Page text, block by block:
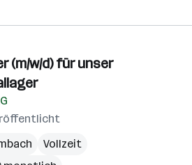
(m/w/d) für unser
Vollzeit